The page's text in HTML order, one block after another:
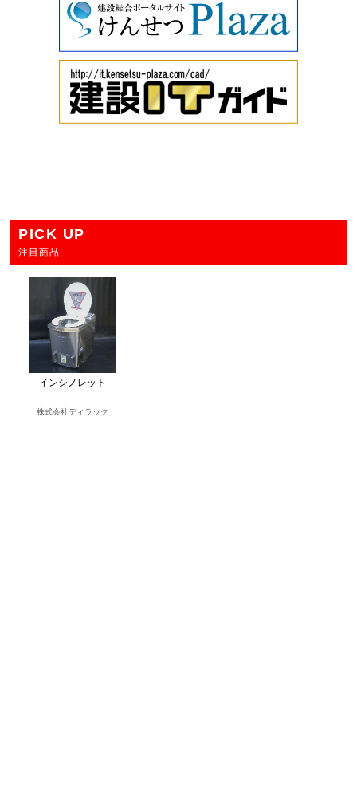
PICK UP
注目商品
インシノレット
株式会社ディラック